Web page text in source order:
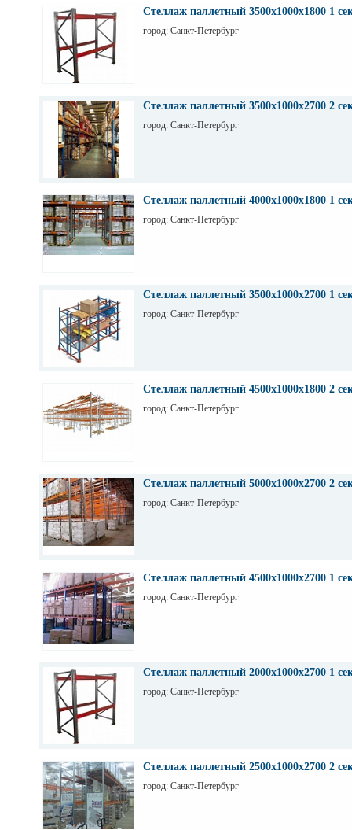
Стеллаж паллетный 3500х1000х1800 1
город: Санкт-Петербург
Стеллаж паллетный 3500х1000х2700 2
город: Санкт-Петербург
Стеллаж паллетный 4000х1000х1800 1
город: Санкт-Петербург
Стеллаж паллетный 3500х1000х2700 1
город: Санкт-Петербург
Стеллаж паллетный 4500х1000х1800 2
город: Санкт-Петербург
Стеллаж паллетный 5000х1000х2700 2
город: Санкт-Петербург
Стеллаж паллетный 4500х1000х2700 1
город: Санкт-Петербург
Стеллаж паллетный 2000х1000х2700 1
город: Санкт-Петербург
Стеллаж паллетный 2500х1000х2700 2
город: Санкт-Петербург